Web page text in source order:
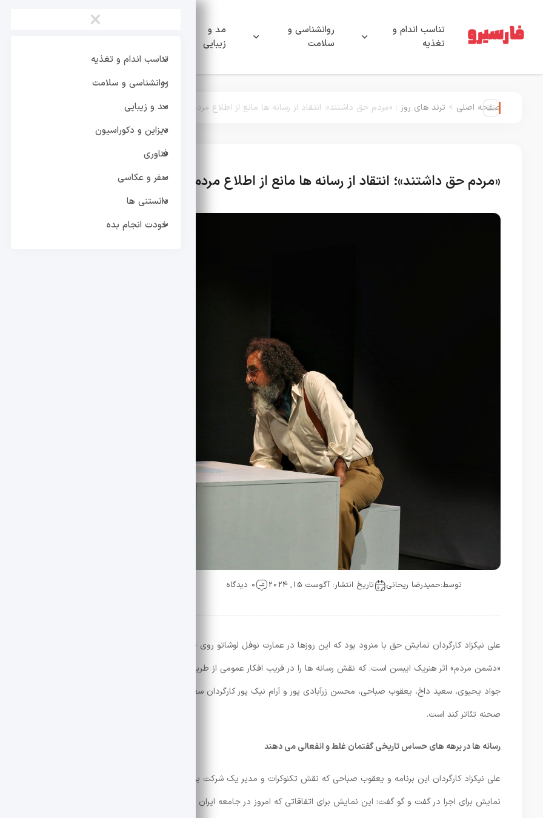
تناسب اندام و
تغذیه
روانشناسی و
سلامت
مد و
زیبایی
×
تناسب اندام و تغذیه
روانشناسی و سلامت
مد و زیبایی
دیزاین و دکوراسیون
فناوری
سفر و عکاسی
دانستنی ها
خودت انجام بده
صفحه اصلی > ترند های روز : «مردم حق داشتند»؛ انتقاد از رسانه ها مانع از اطلاع مردم است
«مردم حق داشتند»؛ انتقاد از رسانه ها مانع از اطلاع مردم است
توسط:حمیدرضا ریحانی تاریخ انتشار: آگوست 15, 2024 0 دیدگاه
علی نیکزاد کارگردان نمایش حق با منرود بود که این روزها در عمارت نوفل لوشاتو روی صحنه می رود، مدعی است این نمایش برداشتی آزاد از
«دشمن مردم» اثر هنریک ایبسن است. که نقش رسانه ها را در فریب افکار عمومی از طریق انتشار شبکه های مجازی بیان می کند. حق با مردم
جواد یحیوی، سعید داخ، یعقوب صباحی، محسن زرآبادی پور و آرام نیک پور کارگردان سعی کرده تفسیر کند، نقش رسانه ها، تکنوکرات ها و
صحنه تئاتر کند است.
رسانه ها در برهه های حساس تاریخی گفتمان غلط و انفعالی می دهند
علی نیکزاد کارگردان این برنامه و یعقوب صباحی که نقش تکنوکرات و مدیر یک شرکت بزرگ داروسازی را در این برنامه بازی می کند. وی درباره
نمایش برای اجرا در گفت و گو گفت: این نمایش برای اتفاقاتی که امروز در جامعه ایران می گذرد بسیار مفید است و هم در نمایش و هم در